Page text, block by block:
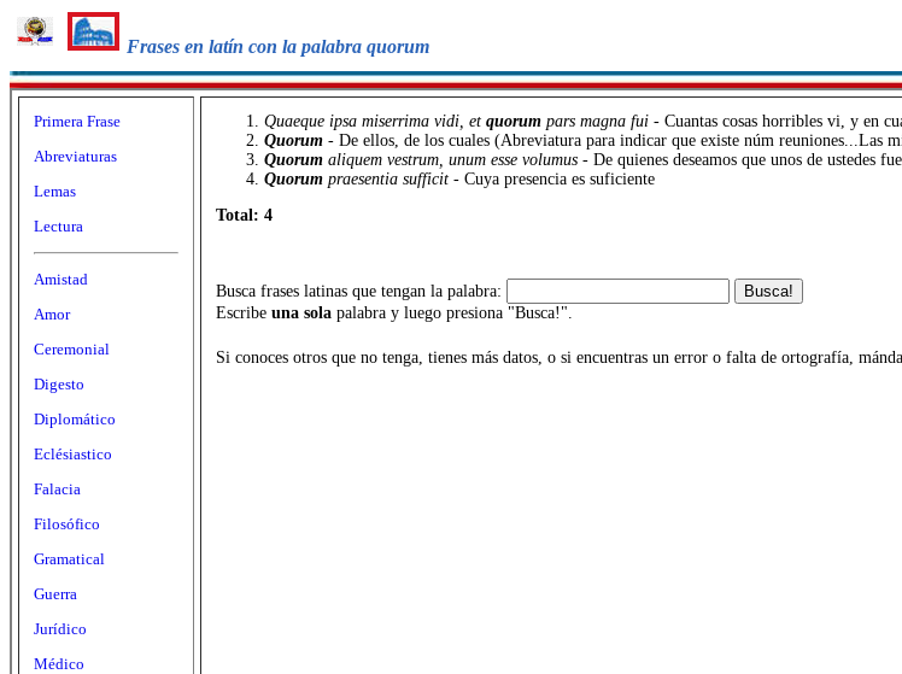
Frases en latín con la palabra quorum
Primera Frase
Abreviaturas
Lemas
Lectura
Amistad
Amor
Ceremonial
Digesto
Diplomático
Eclésiastico
Falacia
Filosófico
Gramatical
Guerra
Jurídico
Médico
Quaeque ipsa miserrima vidi, et quorum pars magna fui - Cuantas cosas horribles vi, y en
Quorum - De ellos, de los cuales (Abreviatura para indicar que existe núm reuniones...Las
Quorum aliquem vestrum, unum esse volumus - De quienes deseamos que unos de ustedes
Quorum praesentia sufficit - Cuya presencia es suficiente
Total: 4
Busca frases latinas que tengan la palabra:
Escribe una sola palabra y luego presiona "Busca!".
Si conoces otros que no tenga, tienes más datos, o si encuentras un error o falta de ortografía,